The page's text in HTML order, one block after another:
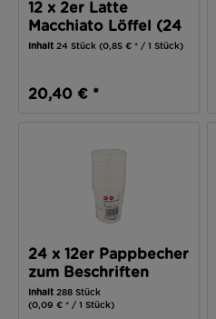
12 x 2er Latte
Macchiato Löffel (24
Teile)
Inhalt24 Stück(0,85 € * / 1 Stück)
20,40 € *
24 x 12er Pappbecher
zum Beschriften
250ml (288...
Inhalt 288 Stück
(0,09 € * / 1 Stück)